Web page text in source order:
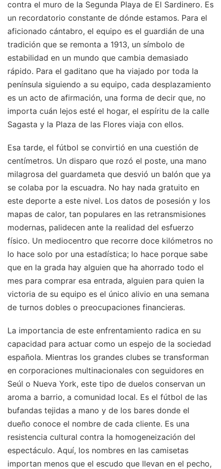
contra el muro de la Segunda Playa de El Sardinero. Es
un recordatorio constante de dónde estamos. Para el
aficionado cántabro, el equipo es el guardián de una
tradición que se remonta a 1913, un símbolo de
estabilidad en un mundo que cambia demasiado
rápido. Para el gaditano que ha viajado por toda la
península siguiendo a su equipo, cada desplazamiento
es un acto de afirmación, una forma de decir que, no
importa cuán lejos esté el hogar, el espíritu de la calle
Sagasta y la Plaza de las Flores viaja con ellos.
Esa tarde, el fútbol se convirtió en una cuestión de
centímetros. Un disparo que rozó el poste, una mano
milagrosa del guardameta que desvió un balón que ya
se colaba por la escuadra. No hay nada gratuito en
este deporte a este nivel. Los datos de posesión y los
mapas de calor, tan populares en las retransmisiones
modernas, palidecen ante la realidad del esfuerzo
físico. Un mediocentro que recorre doce kilómetros no
lo hace solo por una estadística; lo hace porque sabe
que en la grada hay alguien que ha ahorrado todo el
mes para comprar esa entrada, alguien para quien la
victoria de su equipo es el único alivio en una semana
de turnos dobles o preocupaciones financieras.
La importancia de este enfrentamiento radica en su
capacidad para actuar como un espejo de la sociedad
española. Mientras los grandes clubes se transforman
en corporaciones multinacionales con seguidores en
Seúl o Nueva York, este tipo de duelos conservan un
aroma a barrio, a comunidad local. Es el fútbol de las
bufandas tejidas a mano y de los bares donde el
dueño conoce el nombre de cada cliente. Es una
resistencia cultural contra la homogeneización del
espectáculo. Aquí, los nombres en las camisetas
importan menos que el escudo que llevan en el pecho,